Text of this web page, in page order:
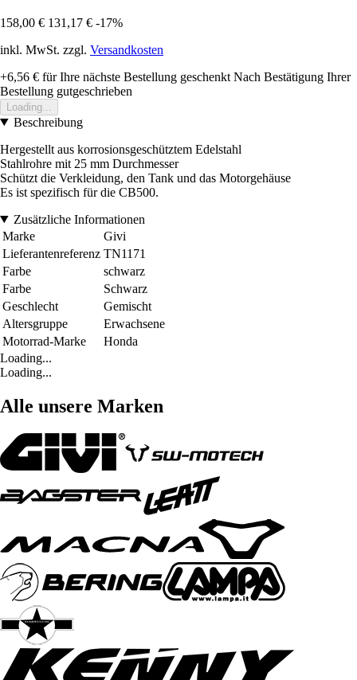
158,00 € 131,17 € -17%
inkl. MwSt. zzgl. Versandkosten
+6,56 € für Ihre nächste Bestellung geschenkt Nach Bestätigung Ihrer
Bestellung gutgeschrieben
Loading...
Beschreibung
Hergestellt aus korrosionsgeschütztem Edelstahl
Stahlrohre mit 25 mm Durchmesser
Schützt die Verkleidung, den Tank und das Motorgehäuse
Es ist spezifisch für die CB500.
Zusätzliche Informationen
Marke
Givi
Lieferantenreferenz TN1171
Farbe
schwarz
Farbe
Schwarz
Geschlecht
Gemischt
Altersgruppe
Erwachsene
Motorrad-Marke
Honda
Loading...
Loading...
Alle unsere Marken